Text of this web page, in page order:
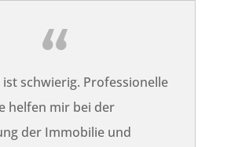
schwierig. Professionelle
helfen mir bei der
der Immobilie und